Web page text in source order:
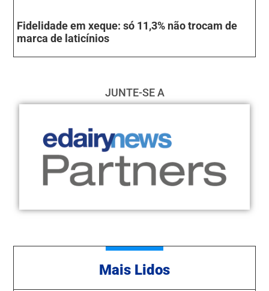
Fidelidade em xeque: só 11,3% não trocam de
marca de laticínios
JUNTE-SE A
Mais Lidos